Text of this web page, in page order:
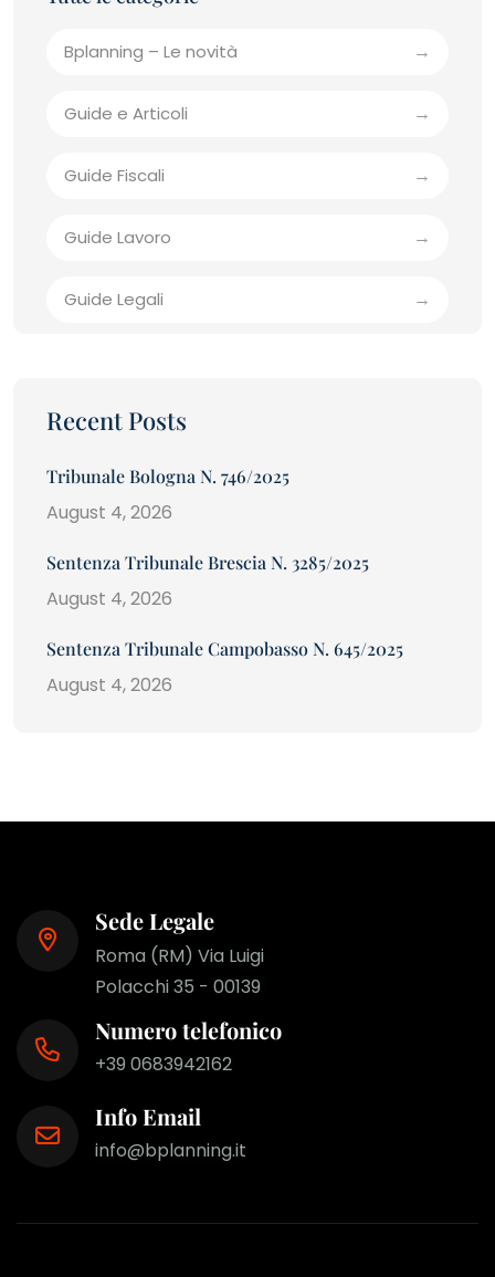
Bplanning – Le novità
Guide e Articoli
Guide Fiscali
Guide Lavoro
Guide Legali
Recent Posts
Tribunale Bologna N. 746/2025
August 4, 2026
Sentenza Tribunale Brescia N. 3285/2025
August 4, 2026
Sentenza Tribunale Campobasso N. 645/2025
August 4, 2026
Sede Legale
Roma (RM) Via Luigi
Polacchi 35 - 00139
Numero telefonico
+39 0683942162
Info Email
info@bplanning.it